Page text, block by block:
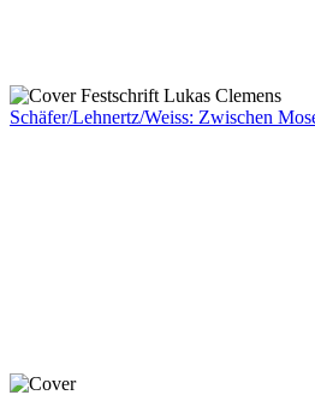
Schäfer/Lehnertz/Weiss: Zwischen